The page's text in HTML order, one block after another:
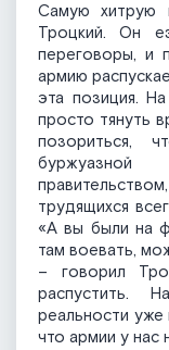
Самую хитрую
Троцкий. Он
переговоры, и
армию
эта позиция.
просто тянуть
позориться,
трудящихся
«А вы были на
там воевать,
– говорил
распустить.
реальности уже
что армии у нас